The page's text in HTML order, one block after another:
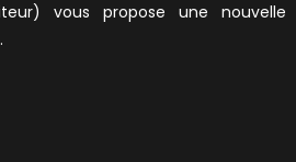
vous propose une nouvelle